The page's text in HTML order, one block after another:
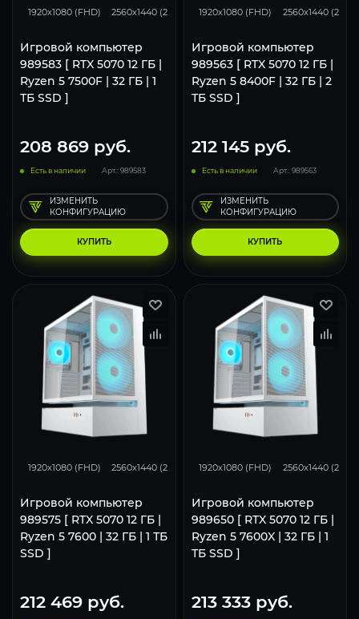
1920x1080 (FHD) 2560x1440 (2K) 3840x2160 (4K)
Игровой компьютер
989583 [ RTX 5070 12 ГБ |
Ryzen 5 7500F | 32 ГБ | 1
ТБ SSD ]
208 869 руб.
Есть в наличии Арт.: 989583
КУПИТЬ
ИЗМЕНИТЬ
КОНФИГУРАЦИЮ
1920x1080 (FHD) 2560x1440 (2K)
Игровой компьютер
989563 [ RTX 5070 12 ГБ |
Ryzen 5 8400F | 32 ГБ | 2
ТБ SSD ]
212 145руб.
Есть в наличии Арт.: 989563
КУПИТЬ
ИЗМЕНИТЬ
КОНФИГУРАЦИЮ
1920x1080 (FHD) 2560x1440 (2K) 3840x2160 (4K)
Игровой компьютер
989575 [ RTX 5070 12 ГБ |
Ryzen 5 7600 | 32 ГБ | 1 ТБ
SSD ]
212 469 руб.
1920x1080 (FHD) 2560x1440 (2K)
Игровой компьютер
989650 [ RTX 5070 12 ГБ |
Ryzen 5 7600X | 32 ГБ | 1
ТБ SSD ]
213 333руб.